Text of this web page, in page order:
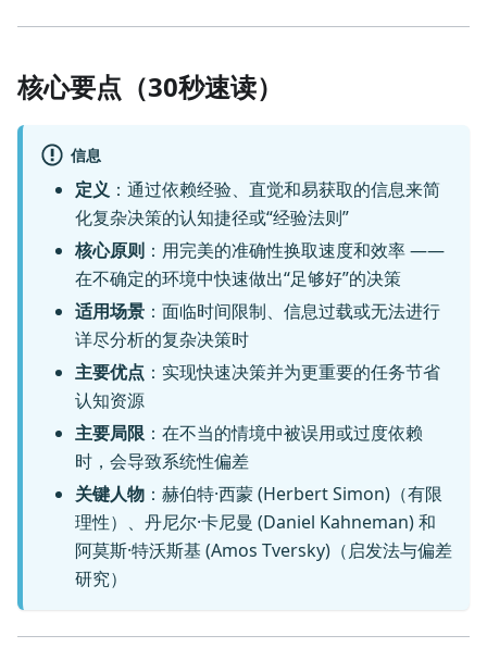
核心要点（30秒速读）
信息
定义 ：通过依赖经验、直觉和易获取的信息来简
化复杂决策的认知捷径或“经验法则”
核心原则 ：用完美的准确性换取速度和效率 ——
在不确定的环境中快速做出“足够好”的决策
适用场景 ：面临时间限制、信息过载或无法进行
详尽分析的复杂决策时
主要优点 ：实现快速决策并为更重要的任务节省
认知资源
主要局限 ：在不当的情境中被误用或过度依赖
时，会导致系统性偏差
关键人物 ：赫伯特·西蒙 (Herbert Simon)（有限
理性）、丹尼尔·卡尼曼 (Daniel Kahneman) 和
阿莫斯·特沃斯基 (Amos Tversky)（启发法与偏差
研究）